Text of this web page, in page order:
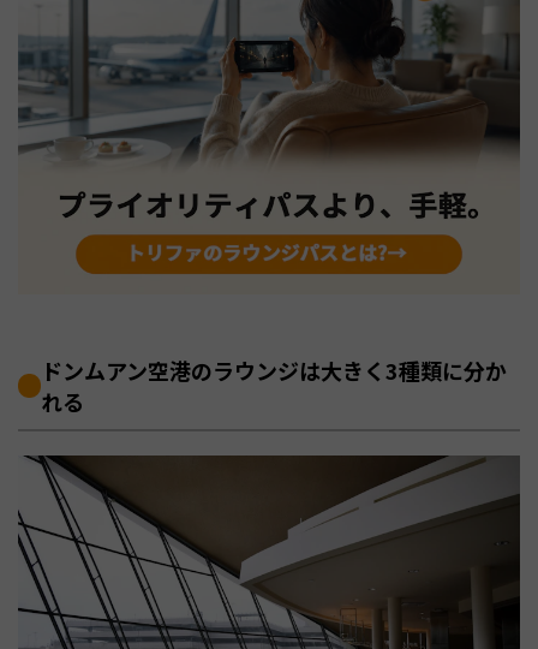
ドンムアン空港のラウンジは大きく3種類に分か
れる